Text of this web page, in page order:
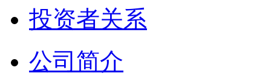
投资者关系
公司简介